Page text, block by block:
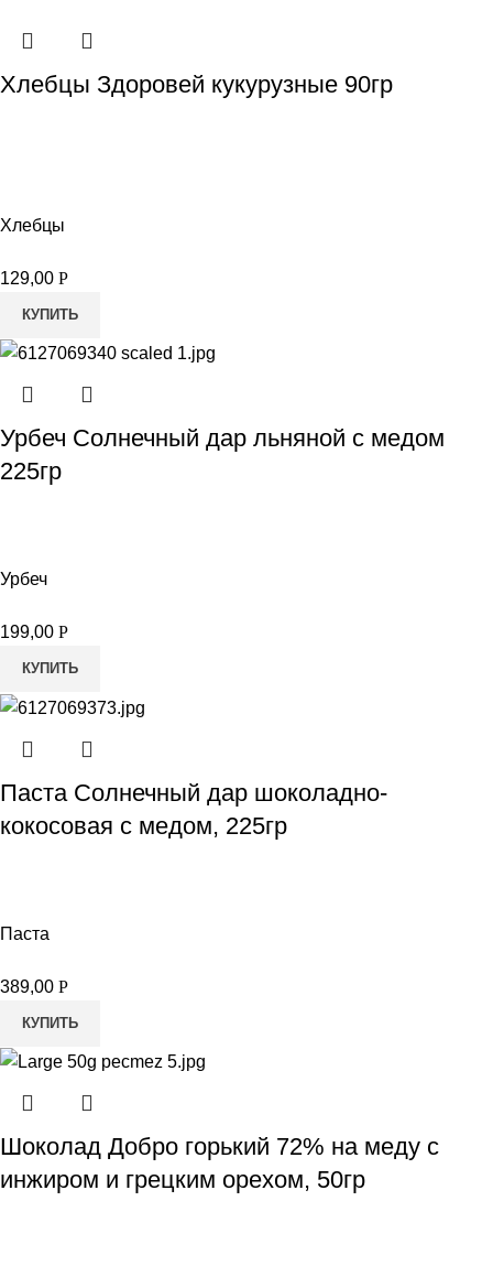
Хлебцы Здоровей кукурузные 90гр
Хлебцы
129,00 Р
КУПИТЬ
Урбеч Солнечный дар льняной с медом
225гр
Урбеч
199,00 Р
КУПИТЬ
Паста Солнечный дар шоколадно-
кокосовая с медом, 225гр
Паста
389,00 Р
КУПИТЬ
Шоколад Добро горький 72% на меду с
инжиром и грецким орехом, 50гр